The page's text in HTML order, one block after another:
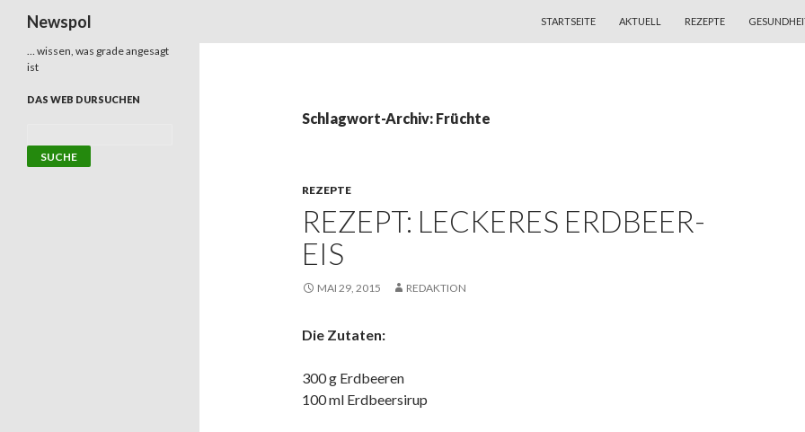
Newspol
STARTSEITE
AKTUELL REZEPTE
Schlagwort-Archiv: Früchte
REZEPTE
REZEPT: LECKERES ERDBEER-
EIS
MAI 29, 2015 REDAKTION
Die Zutaten:
300 g Erdbeeren
100 ml Erdbeersirup
… wissen, was grade angesagt
ist
DAS WEB DURSUCHEN